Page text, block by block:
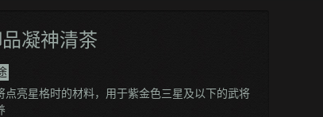
凝神清茶
点亮星格时的材料，用于紫金色三星及以下的武将